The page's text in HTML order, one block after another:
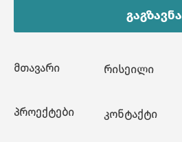
მთავარი
პროექტები
რისეილი
კონტაქტი
გაგზავნა